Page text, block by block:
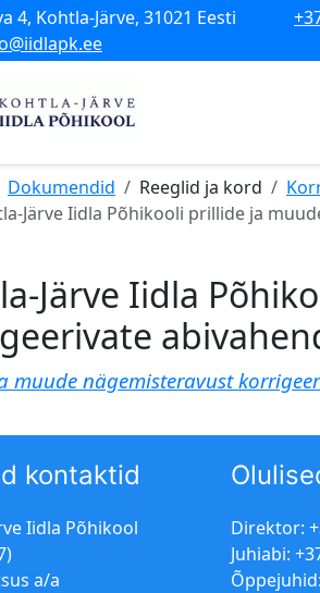
4, Kohtla-Järve, 31021 Eesti
Dokumendid Reeglid ja kord
Järve Iidla Põhikooli prillide ja
Järve Iidla
muude nägemisteravust
kontaktid
Iidla Põhikool
a/a
Direktor:
Juhiabi:
Õppejuhid: